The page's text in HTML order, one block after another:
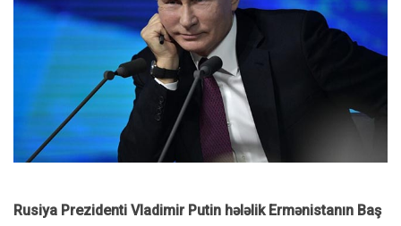
Rusiya Prezidenti Vladimir Putin hələlik Ermənistanın Baş